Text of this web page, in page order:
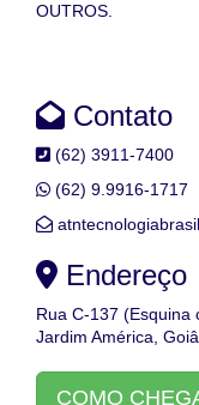
OUTROS.
Contato
(62) 3911-7400
(62) 9.9916-1717
Endereço
Rua C-137 (Esquina
Jardim América,
COMO